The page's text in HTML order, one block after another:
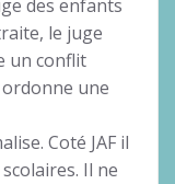
des enfants
le juge
un conflit
une
Coté JAF il
Il ne